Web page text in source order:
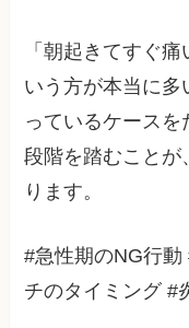
「朝起きてすぐ
いう方が本当に多
っているケース
段階を踏むことが
ります。
#急性期のNG行動
チのタイミング #